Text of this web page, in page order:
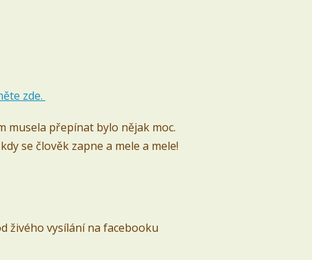
zde.
musela přepínat bylo nějak moc.
se člověk zapne a mele a mele!
živého vysílání na facebooku